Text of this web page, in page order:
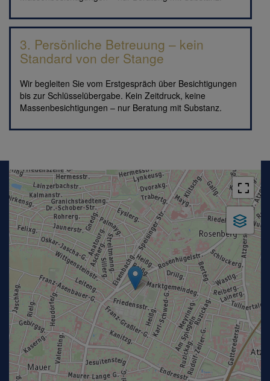
3. Persönliche Betreuung – kein
Standard von der Stange
Wir begleiten Sie vom Erstgespräch über Besichtigungen
bis zur Schlüsselübergabe. Kein Zeitdruck, keine
Massenbesichtigungen – nur Beratung mit Substanz.